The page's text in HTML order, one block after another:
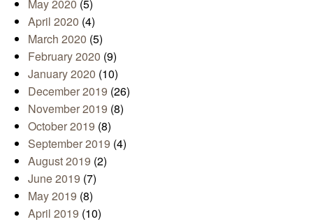
May 2020 (5)
April 2020 (4)
March 2020 (5)
February 2020 (9)
January 2020 (10)
December 2019 (26)
November 2019 (8)
October 2019 (8)
September 2019 (4)
August 2019 (2)
June 2019 (7)
May 2019 (8)
April 2019 (10)